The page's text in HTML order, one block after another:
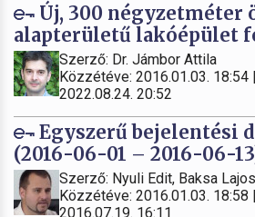
Új, 300 négyzetméter
alapterületű lakóépület
Szerző: Dr. Jámbor Attila
Közzétéve: 2016.01.03.
2022.08.24. 20:52
Egyszerű bejelentési
(2016-06-01 – 2016-06-
Szerző: Nyuli Edit, Baksa Lajos
Közzétéve: 2016.01.03.
2016.07.19. 16:11